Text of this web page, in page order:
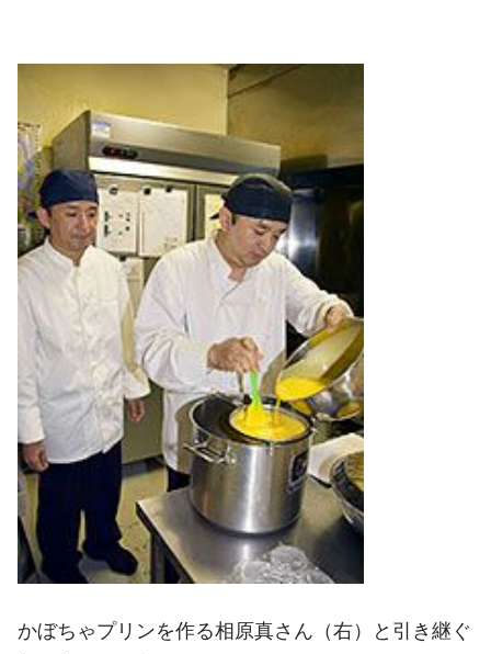
かぼちゃプリンを作る相原真さん（右）と引き継ぐ